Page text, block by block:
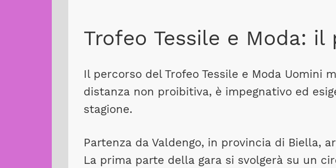
Trofeo Tessile e Moda: il
Il percorso del Trofeo Tessile e Moda Uomini
distanza non proibitiva, è impegnativo ed
stagione.
Partenza da Valdengo, in provincia di Biella,
La prima parte della gara si svolgerà su un